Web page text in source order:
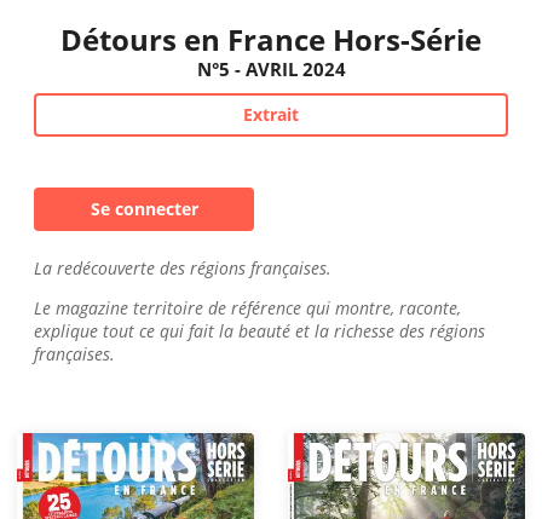
Détours en France Hors-Série
N°5 - AVRIL 2024
Extrait
Se connecter
La redécouverte des régions françaises.
Le magazine territoire de référence qui montre, raconte,
explique tout ce qui fait la beauté et la richesse des régions
françaises.